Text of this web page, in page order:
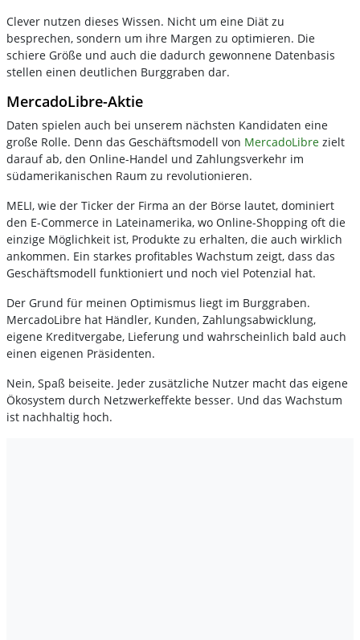
Clever nutzen dieses Wissen. Nicht um eine Diät zu
besprechen, sondern um ihre Margen zu optimieren. Die
schiere Größe und auch die dadurch gewonnene Datenbasis
stellen einen deutlichen Burggraben dar.
MercadoLibre-Aktie
Daten spielen auch bei unserem nächsten Kandidaten eine
große Rolle. Denn das Geschäftsmodell von MercadoLibre zielt
darauf ab, den Online-Handel und Zahlungsverkehr im
südamerikanischen Raum zu revolutionieren.
MELI, wie der Ticker der Firma an der Börse lautet, dominiert
den E-Commerce in Lateinamerika, wo Online-Shopping oft die
einzige Möglichkeit ist, Produkte zu erhalten, die auch wirklich
ankommen. Ein starkes profitables Wachstum zeigt, dass das
Geschäftsmodell funktioniert und noch viel Potenzial hat.
Der Grund für meinen Optimismus liegt im Burggraben.
MercadoLibre hat Händler, Kunden, Zahlungsabwicklung,
eigene Kreditvergabe, Lieferung und wahrscheinlich bald auch
einen eigenen Präsidenten.
Nein, Spaß beiseite. Jeder zusätzliche Nutzer macht das eigene
Ökosystem durch Netzwerkeffekte besser. Und das Wachstum
ist nachhaltig hoch.